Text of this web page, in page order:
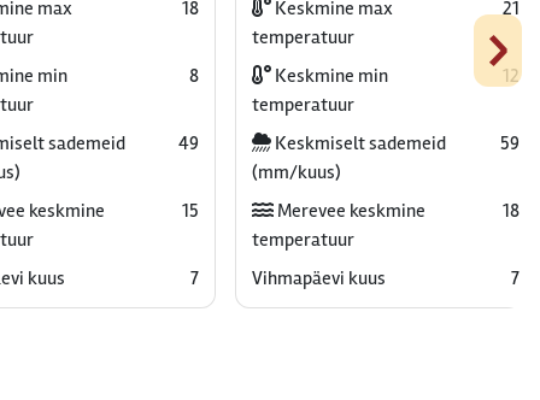
›
max
18
min
8
sademeid
49
keskmine
15
kuus 7
Keskmine max
temperatuur
21
Keskmine min
temperatuur
12
Keskmiselt sademeid
(mm/kuus)
59
Merevee keskmine
temperatuur
18
Vihmapäevi kuus 7